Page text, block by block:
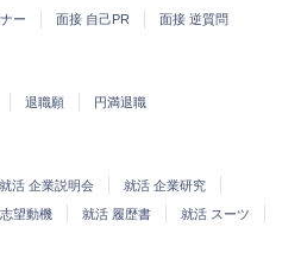
ー 面接 自己PR 面接 逆質問
退職願 円満退職
就活 企業説明会
就活 企業研究
望動機 就活 履歴書
就活 スーツ